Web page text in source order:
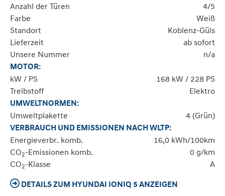
Anzahl der Türen
4/5
Farbe
Weiß
Standort
Koblenz-Güls
Lieferzeit
ab sofort
Unsere Nummer
n/a
MOTOR:
kW / PS
168 kW / 228 PS
Treibstoff
Elektro
UMWELTNORMEN:
Umweltplakette
4 (Grün)
VERBRAUCH UND EMISSIONEN NACH WLTP:
Energieverbr. komb.
16,0 kWh/100km
CO2-Emissionen komb.
0 g/km
CO2-Klasse A
DETAILS ZUM HYUNDAI IONIQ 5 ANZEIGEN